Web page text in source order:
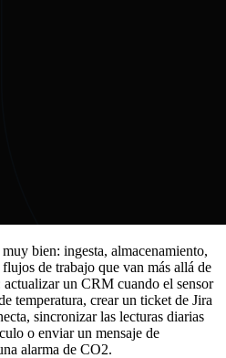
bien: ingesta, almacenamiento,
de trabajo que van más allá de
un CRM cuando el sensor
temperatura, crear un ticket de Jira
sincronizar las lecturas diarias
o enviar un mensaje de
alarma de CO2.